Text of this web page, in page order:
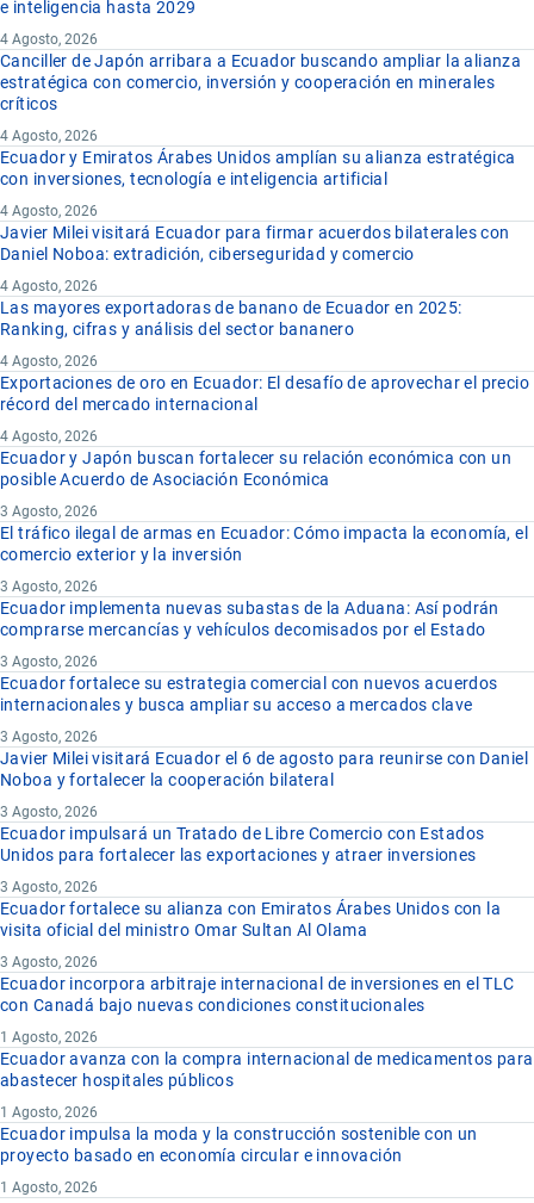
e inteligencia hasta 2029
4 Agosto, 2026
Canciller de Japón arribara a Ecuador buscando ampliar la alianza
estratégica con comercio, inversión y cooperación en minerales
críticos
4 Agosto, 2026
Ecuador y Emiratos Árabes Unidos amplían su alianza estratégica
con inversiones, tecnología e inteligencia artificial
4 Agosto, 2026
Javier Milei visitará Ecuador para firmar acuerdos bilaterales con
Daniel Noboa: extradición, ciberseguridad y comercio
4 Agosto, 2026
Las mayores exportadoras de banano de Ecuador en 2025:
Ranking, cifras y análisis del sector bananero
4 Agosto, 2026
Exportaciones de oro en Ecuador: El desafío de aprovechar el precio
récord del mercado internacional
4 Agosto, 2026
Ecuador y Japón buscan fortalecer su relación económica con un
posible Acuerdo de Asociación Económica
3 Agosto, 2026
El tráfico ilegal de armas en Ecuador: Cómo impacta la economía, el
comercio exterior y la inversión
3 Agosto, 2026
Ecuador implementa nuevas subastas de la Aduana: Así podrán
comprarse mercancías y vehículos decomisados por el Estado
3 Agosto, 2026
Ecuador fortalece su estrategia comercial con nuevos acuerdos
internacionales y busca ampliar su acceso a mercados clave
3 Agosto, 2026
Javier Milei visitará Ecuador el 6 de agosto para reunirse con Daniel
Noboa y fortalecer la cooperación bilateral
3 Agosto, 2026
Ecuador impulsará un Tratado de Libre Comercio con Estados
Unidos para fortalecer las exportaciones y atraer inversiones
3 Agosto, 2026
Ecuador fortalece su alianza con Emiratos Árabes Unidos con la
visita oficial del ministro Omar Sultan Al Olama
3 Agosto, 2026
Ecuador incorpora arbitraje internacional de inversiones en el TLC
con Canadá bajo nuevas condiciones constitucionales
1 Agosto, 2026
Ecuador avanza con la compra internacional de medicamentos para
abastecer hospitales públicos
1 Agosto, 2026
Ecuador impulsa la moda y la construcción sostenible con un
proyecto basado en economía circular e innovación
1 Agosto, 2026